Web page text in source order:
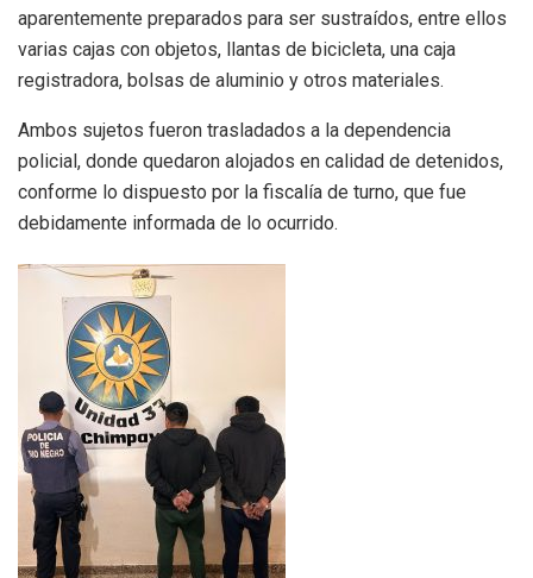
aparentemente preparados para ser sustraídos, entre ellos
varias cajas con objetos, llantas de bicicleta, una caja
registradora, bolsas de aluminio y otros materiales.
Ambos sujetos fueron trasladados a la dependencia
policial, donde quedaron alojados en calidad de detenidos,
conforme lo dispuesto por la fiscalía de turno, que fue
debidamente informada de lo ocurrido.